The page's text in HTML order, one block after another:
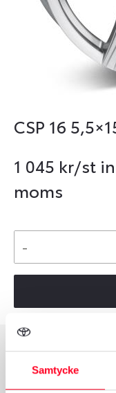
Samtycke
CSP 16
1 045 kr/st
moms
-
Group
Fälg PV/C LM